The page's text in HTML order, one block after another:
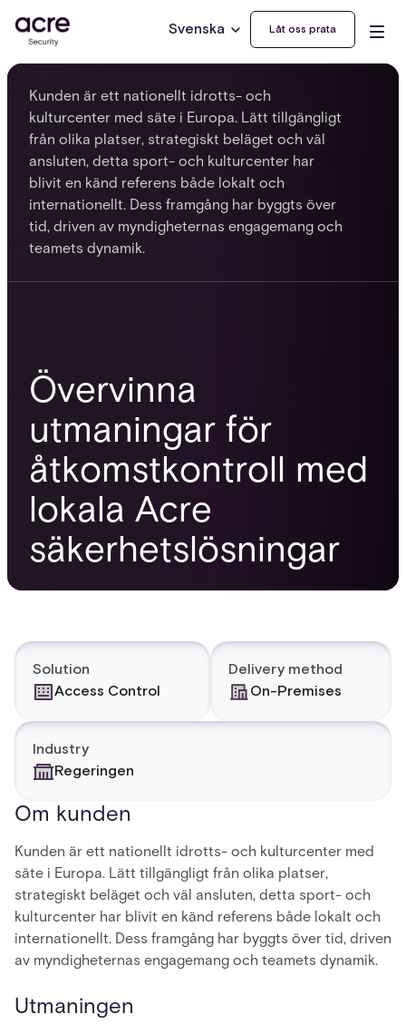
Svenska Låt oss prata
Övervinna
utmaningar för
åtkomstkontroll med
lokala Acre
säkerhetslösningar
Kunden är ett nationellt idrotts- och
kulturcenter med säte i Europa. Lätt tillgängligt
från olika platser, strategiskt beläget och väl
ansluten, detta sport- och kulturcenter har
blivit en känd referens både lokalt och
internationellt. Dess framgång har byggts över
tid, driven av myndigheternas engagemang och
teamets dynamik.
Solution
Access Control
Delivery method
On-Premises
Industry
Regeringen
Om kunden
Kunden är ett nationellt idrotts- och kulturcenter med
säte i Europa. Lätt tillgängligt från olika platser,
strategiskt beläget och väl ansluten, detta sport- och
kulturcenter har blivit en känd referens både lokalt och
internationellt. Dess framgång har byggts över tid, driven
av myndigheternas engagemang och teamets dynamik.
Utmaningen